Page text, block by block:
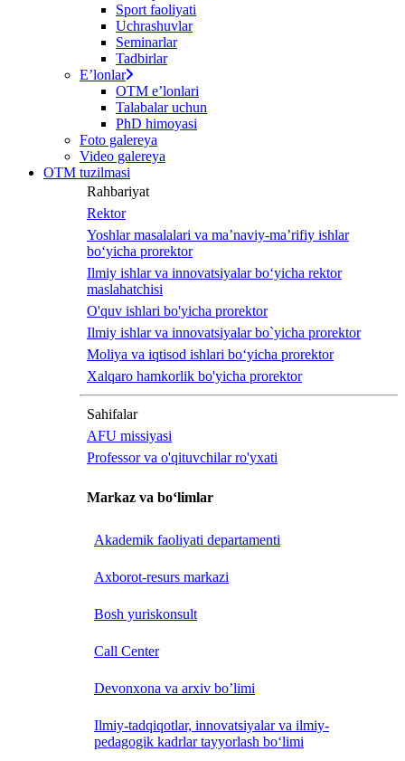
content.
Sport faoliyati
Uchrashuvlar
Seminarlar
Tadbirlar
Eʼlonlar
OTM eʼlonlari
Talabalar uchun
PhD himoyasi
Foto galereya
Video galereya
OTM tuzilmasi
Rahbariyat
Rektor
Yoshlar masalalari va ma’naviy-ma’rifiy ishlar
bo‘yicha prorektor
Ilmiy ishlar va innovatsiyalar bo‘yicha rektor
maslahatchisi
O'quv ishlari bo'yicha prorektor
Ilmiy ishlar va innovatsiyalar bo`yicha prorektor
Moliya va iqtisod ishlari bo‘yicha prorektor
Xalqaro hamkorlik bo'yicha prorektor
Sahifalar
AFU missiyasi
Professor va o'qituvchilar ro'yxati
Markaz va bo‘limlar
Akademik faoliyati departamenti
Axborot-resurs markazi
Bosh yuriskonsult
Call Center
Devonxona va arxiv bo’limi
Ilmiy-tadqiqotlar, innovatsiyalar va ilmiy-
pedagogik kadrlar tayyorlash bo‘limi